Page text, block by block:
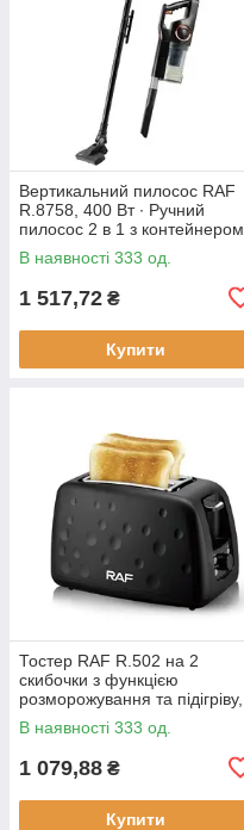
Вертикальний пилосос RAF
R.8758, 400 Вт ∙ Ручний
пилосос 2 в 1 з контейнером
В наявності 333 од.
1 517,72 ₴
Купити
Тостер RAF R.502 на 2
скибочки з функцією
розморожування та підігріву,
930 Вт
В наявності 333 од.
1 079,88 ₴
Купити